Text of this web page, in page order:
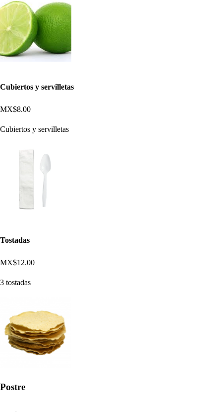
Cubiertos y servilletas
MX$8.00
Cubiertos y servilletas
Tostadas
MX$12.00
3 tostadas
Postre